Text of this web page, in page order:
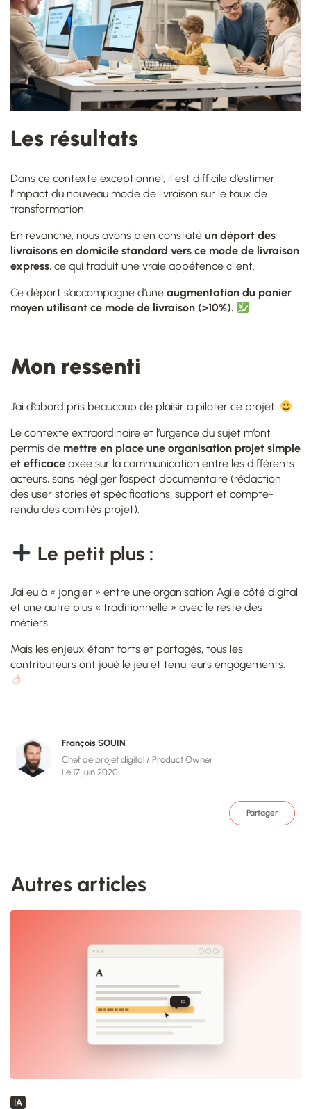
Les résultats
Dans ce contexte exceptionnel, il est difficile d’estimer
l’impact du nouveau mode de livraison sur le taux de
transformation.
En revanche, nous avons bien constaté un déport des
livraisons en domicile standard vers ce mode de livraison
express, ce qui traduit une vraie appétence client.
Ce déport s’accompagne d’une augmentation du panier
moyen utilisant ce mode de livraison (>10%).
Mon ressenti
J’ai d’abord pris beaucoup de plaisir à piloter ce projet.
Le contexte extraordinaire et l’urgence du sujet m’ont
permis de mettre en place une organisation projet simple
et efficace axée sur la communication entre les différents
acteurs, sans négliger l’aspect documentaire (rédaction
des user stories et spécifications, support et compte-
rendu des comités projet).
Le petit plus :
J’ai eu à « jongler » entre une organisation Agile côté digital
et une autre plus « traditionnelle » avec le reste des
métiers.
Mais les enjeux étant forts et partagés, tous les
contributeurs ont joué le jeu et tenu leurs engagements.
François SOUIN
Chef de projet digital / Product Owner
Le 17 juin 2020
Partager
Autres articles
IA